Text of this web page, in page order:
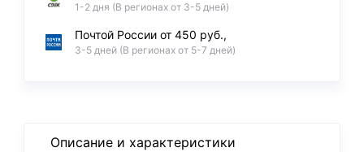
1-2 дня (В регионах от 3-5 дней)
Почтой России от 450 руб.,
3-5 дней (В регионах от 5-7 дней)
Описание и характеристики